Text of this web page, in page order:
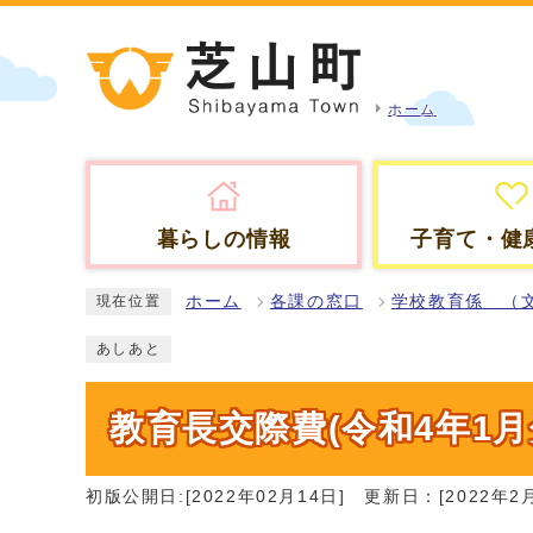
ホーム
暮らしの情報 子育て・健
現在位置 ホーム 各課の窓口 学校教育係 （
あしあと
教育長交際費(令和4年1
初版公開日:[2022年02月14日] 更新日：[2022年2